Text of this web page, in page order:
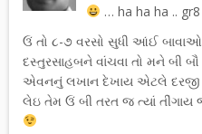
… ha ha ha ..
ઉં તો ૮-૭ વરસો સુધી આંઈ
દસ્તુરસાહબને વાંચવા તો મને બી
એવનનું લખાન દેખાય એટલે દરજી
લેઇ તેમ ઉં બી તરત જ ત્યાં